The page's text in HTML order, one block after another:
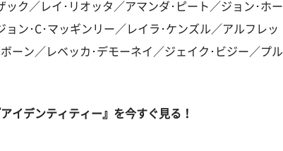
ック／レイ･リオッタ／アマンダ･ピート／ジョン･ホー
ョン･C･マッギンリー／レイラ･ケンズル／アルフレッ
ーン／レベッカ･デモーネイ／ジェイク･ビジー／プル
イデンティティー』を今すぐ見る！